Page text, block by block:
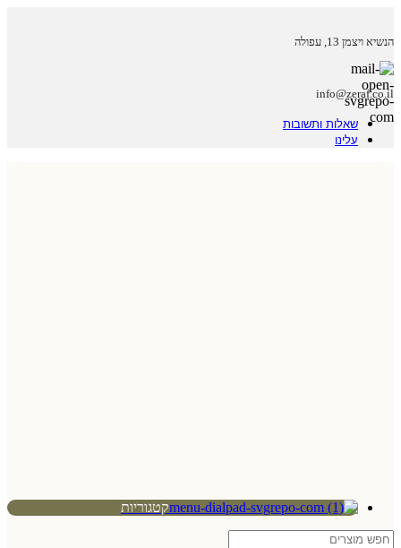
הנשיא ויצמן 13, עפולה
info@zeraf.co.il
שאלות ותשובות
עלינו
קטגוריות